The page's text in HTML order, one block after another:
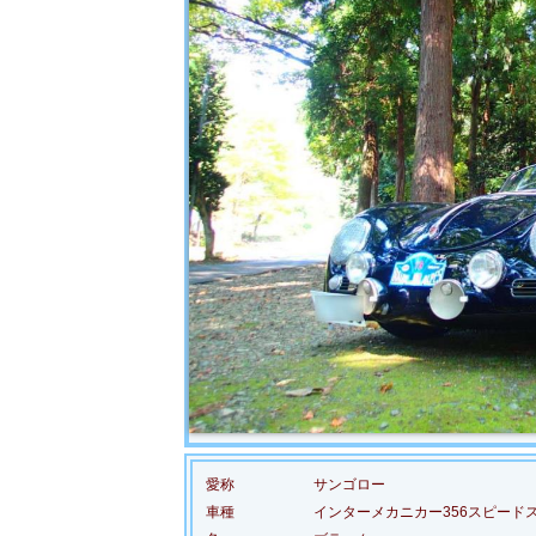
愛称
サンゴロー
車種
インターメカニカー356スピード